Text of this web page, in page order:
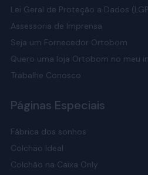
Lei Geral de Proteção a Dados
Assessoria de Imprensa
Seja um Fornecedor Ortobom
Quero uma loja Ortobom no meu
Trabalhe Conosco
Páginas Especiais
Fábrica dos sonhos
Colchão Ideal
Colchão na Caixa Only